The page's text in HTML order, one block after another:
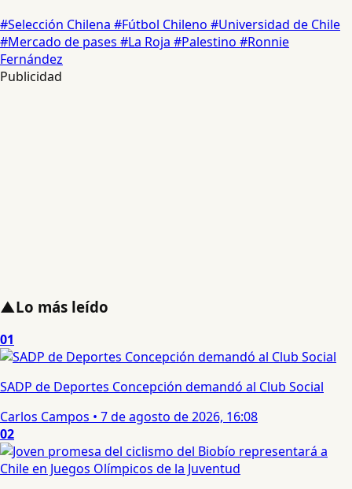
#Selección Chilena #Fútbol Chileno #Universidad de Chile
#Mercado de pases #La Roja #Palestino #Ronnie
Fernández
Publicidad
▲Lo más leído
01
SADP de Deportes Concepción demandó al Club Social
Carlos Campos • 7 de agosto de 2026, 16:08
02